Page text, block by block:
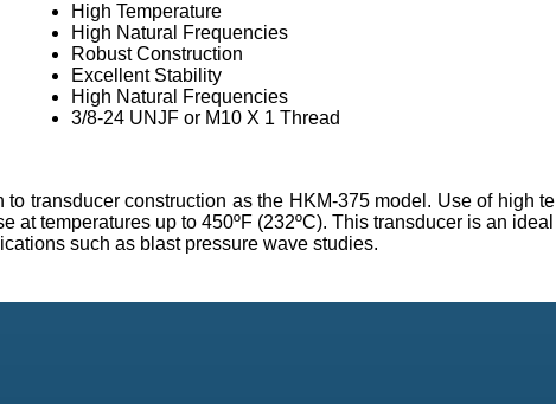
High Temperature
High Natural Frequencies
Robust Construction
Excellent Stability
High Natural Frequencies
3/8-24 UNJF or M10 X 1 Thread
transducer construction as the HKM-375 model. Use of high
at temperatures up to 450ºF (232ºC). This transducer is an
such as blast pressure wave studies.